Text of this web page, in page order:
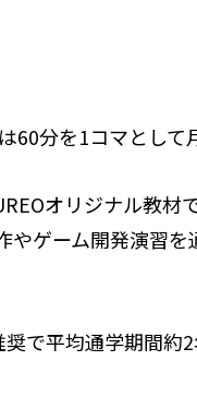
分を1コマとして
オリジナル教材
ゲーム開発演習
で平均通学期間約